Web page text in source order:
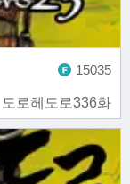
도로헤도로336화
15035